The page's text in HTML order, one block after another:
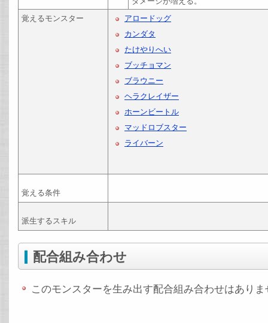
覚えるモンスター
アロードッグ
カンダタ
たけやりへい
ブッチョマン
ブラウニー
ヘラクレイザー
ホーンビートル
マッドロブスター
ライバーン
覚える条件
派生するスキル
配合組み合わせ
このモンスターを生み出す配合組み合わせはありま